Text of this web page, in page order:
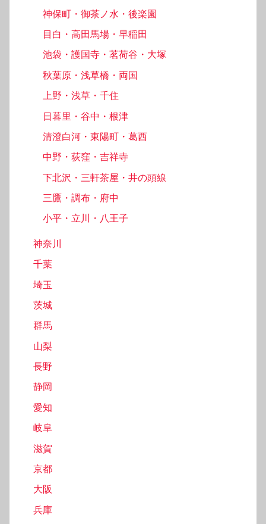
神保町・御茶ノ水・後楽園
目白・高田馬場・早稲田
池袋・護国寺・茗荷谷・大塚
秋葉原・浅草橋・両国
上野・浅草・千住
日暮里・谷中・根津
清澄白河・東陽町・葛西
中野・荻窪・吉祥寺
下北沢・三軒茶屋・井の頭線
三鷹・調布・府中
小平・立川・八王子
神奈川
千葉
埼玉
茨城
群馬
山梨
長野
静岡
愛知
岐阜
滋賀
京都
大阪
兵庫